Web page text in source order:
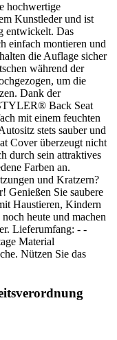
hochwertige
Kunstleder und ist
entwickelt. Das
einfach montieren und
die Auflage sicher
während der
um die
Dank der
Back Seat
mit einem feuchten
stets sauber und
Cover überzeugt nicht
durch sein attraktives
Farben an.
und Kratzern?
Sie saubere
Haustieren, Kindern
heute und machen
Lieferumfang: - -
Material
Nützen Sie das